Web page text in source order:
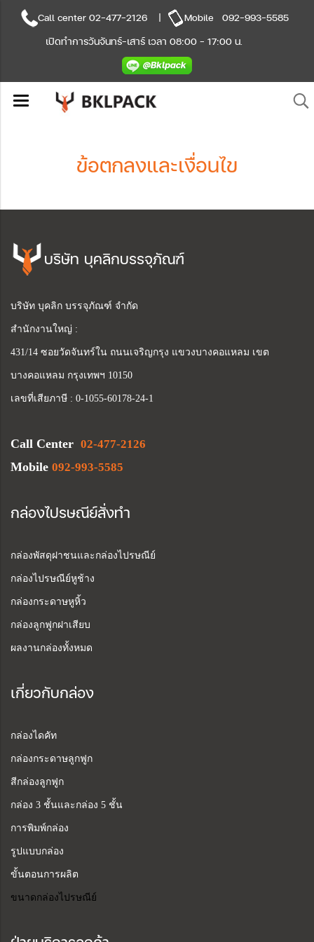
Call center 02-477-2126 | Mobile 092-993-5585
เปิดทำการวันจันทร์-เสาร์ เวลา 08:00 - 17:00 น.
ข้อตกลงและเงื่อนไข
บริษัท บุคลิกบรรจุภัณฑ์
บริษัท บุคลิก บรรจุภัณฑ์ จำกัด
สำนักงานใหญ่ :
431/14 ซอยวัดจันทร์ใน ถนนเจริญกรุง แขวงบางคอแหลม เขต
บางคอแหลม กรุงเทพฯ 10150
เลขที่เสียภาษี : 0-1055-60178-24-1
Call Center 02-477-2126
Mobile 092-993-5585
กล่องไปรษณีย์สั่งทำ
กล่องพัสดุฝาชนและกล่องไปรษณีย์
กล่องไปรษณีย์หูช้าง
กล่องกระดาษหูหิ้ว
กล่องลูกฟูกฝาเสียบ
ผลงานกล่องทั้งหมด
เกี่ยวกับกล่อง
กล่องไดคัท
กล่องกระดาษลูกฟูก
สีกล่องลูกฟูก
กล่อง 3 ชั้นและกล่อง 5 ชั้น
การพิมพ์กล่อง
รูปแบบกล่อง
ขั้นตอนการผลิต
ขนาดกล่องไปรษณีย์